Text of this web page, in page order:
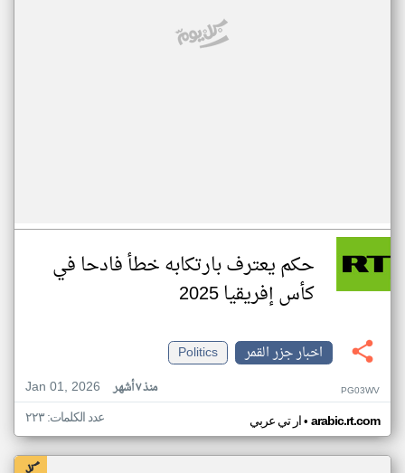
حكم يعترف بارتكابه خطأ فادحا في
كأس إفريقيا 2025
اخبار جزر القمر
Politics
Jan 01, 2026
منذ ٧ أشهر PG03WV
ار تي عربي• arabic.rt.com عدد الكلمات: ٢٢٣